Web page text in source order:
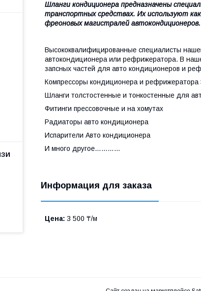
Шланги кондиционера предназначены
транспортных средствах. Их используют
фреоновых магистралей
Высококвалифицированные специалисты
автокондиционера или рефрижератора. В
запсных частей для авто кондиционеров и
Компрессоры кондиционера и рефрижератора
Шланги толстостенные и тонкостенные для
Фитинги прессовочные и на хомутах
Радиаторы авто кондиционера
Испарители Авто кондиционера
И много другое…………
Информация для заказа
Цена: 3 500 ₸/м